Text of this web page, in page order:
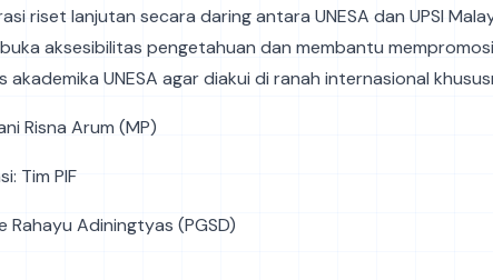
riset lanjutan secara daring antara UNESA dan UPSI
aksesibilitas pengetahuan dan membantu
akademika UNESA agar diakui di ranah internasional
Risna Arum (MP)
Tim PIF
Rahayu Adiningtyas (PGSD)